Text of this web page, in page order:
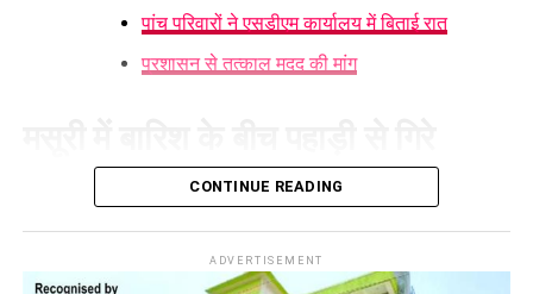
संघ सूत्रों के मुताबिक बीते दो महीने में राज्य की सभी 70 सीटों पर स्थानीय
कार्यकर्ताओं, महत्वपूर्ण हस्तियों के अलावा सामान्य लोगों से अलग-अलग
माध्यमों से संपर्क के बाद विस्तृत रिपोर्ट तैयार की गई है।
पांच परिवारों ने एसडीएम कार्यालय में बिताई रात
प्रशासन से तत्काल मदद की मांग
मसूरी में लगातार हो रही बारिश के कारण गनहिलकी पहाड़ी से बोल्डर गिरने
के कारण हड़कंप मच गया। कचहरी परिसर स्थित सरकारी आवासों पर
CONTINUE READING
ADVERTISEMENT